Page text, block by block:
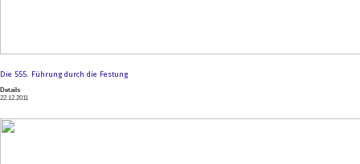
Die 555. Führung durch die Festung
Details
22.12.2011